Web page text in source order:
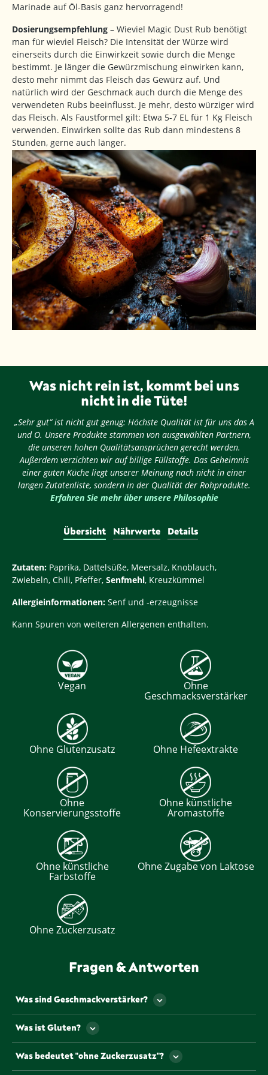
Marinade auf Öl-Basis ganz hervorragend!
Dosierungsempfehlung – Wieviel Magic Dust Rub benötigt
man für wieviel Fleisch? Die Intensität der Würze wird
einerseits durch die Einwirkzeit sowie durch die Menge
bestimmt. Je länger die Gewürzmischung einwirken kann,
desto mehr nimmt das Fleisch das Gewürz auf. Und
natürlich wird der Geschmack auch durch die Menge des
verwendeten Rubs beeinflusst. Je mehr, desto würziger wird
das Fleisch. Als Faustformel gilt: Etwa 5-7 EL für 1 Kg Fleisch
verwenden. Einwirken sollte das Rub dann mindestens 8
Stunden, gerne auch länger.
Was nicht rein ist, kommt bei uns
nicht in die Tüte!
„Sehr gut“ ist nicht gut genug: Höchste Qualität ist für uns das A
und O. Unsere Produkte stammen von ausgewählten Partnern,
die unseren hohen Qualitätsansprüchen gerecht werden.
Außerdem verzichten wir auf billige Füllstoffe. Das Geheimnis
einer guten Küche liegt unserer Meinung nach nicht in einer
langen Zutatenliste, sondern in der Qualität der Rohprodukte.
Erfahren Sie mehr über unsere Philosophie
Übersicht Nährwerte Details
Zutaten: Paprika, Dattelsüße, Meersalz, Knoblauch,
Zwiebeln, Chili, Pfeffer, Senfmehl, Kreuzkümmel
Allergieinformationen: Senf und -erzeugnisse
Kann Spuren von weiteren Allergenen enthalten.
Vegan Ohne
Geschmacksverstärker
Ohne Glutenzusatz Ohne Hefeextrakte
Ohne
Konservierungsstoffe
Ohne künstliche
Aromastoffe
Ohne künstliche
Farbstoffe
Ohne Zugabe von Laktose
Ohne Zuckerzusatz
Fragen & Antworten
Was sind Geschmackverstärker?
Als Geschmackverstärker werden jene
Lebensmittelzusatzstoffe bezeichnet, die den
Geschmack und/oder den Geruch eines
Lebensmittels verstärken. Gekennzeichnet werden
müssen Geschmacksverstärker mit so genannten „E-
Was ist Gluten?
Gluten ist ein Eiweiß, dass u.a. natürlicherweise in
einigen Getreiden vorkommt.
Was bedeutet "ohne Zuckerzusatz"?